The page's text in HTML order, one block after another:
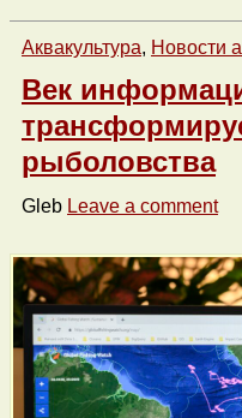
Аквакультура, Новости
Век
рыболовства
Gleb Leave a comment